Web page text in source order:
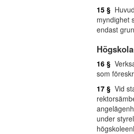
15 §
myndighet
endast
16 §
som
17 § Vid
under